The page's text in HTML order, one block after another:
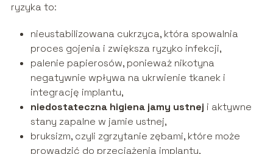
ryzyka to:
nieustabilizowana cukrzyca, która spowalnia
proces gojenia i zwiększa ryzyko infekcji,
palenie papierosów, ponieważ nikotyna
negatywnie wpływa na ukrwienie tkanek i
integrację implantu,
niedostateczna higiena jamy ustnej i aktywne
stany zapalne w jamie ustnej,
bruksizm, czyli zgrzytanie zębami, które może
prowadzić do przeciążenia implantu,